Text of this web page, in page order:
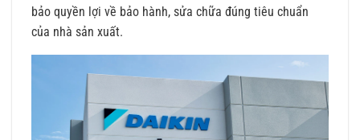
bảo quyền lợi về bảo hành, sửa chữa đúng tiêu chuẩn
của nhà sản xuất.